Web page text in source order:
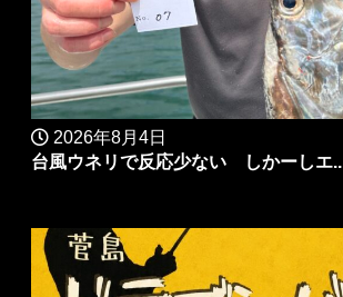
2026年8月4日
台風ウネリで反応少ない しかーしエ..